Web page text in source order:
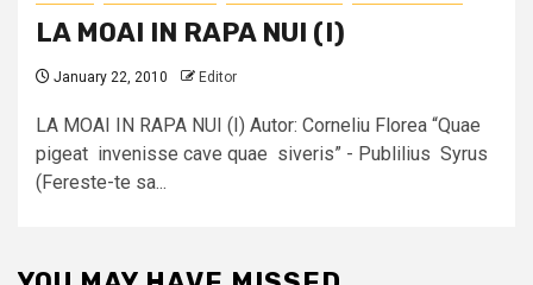
LA MOAI IN RAPA NUI (I)
January 22, 2010 Editor
LA MOAI IN RAPA NUI (I) Autor: Corneliu Florea “Quae
pigeat invenisse cave quae siveris” - Publilius Syrus
(Fereste-te sa...